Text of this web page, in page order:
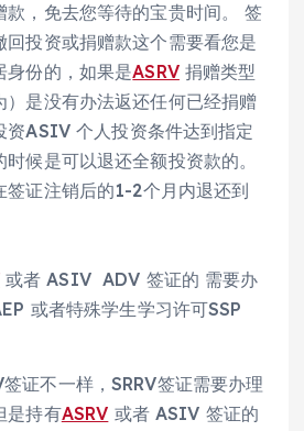
款，免去您等待的宝贵时间。 签
回投资或捐赠款这个需要看您是
身份的，如果是ASRV捐赠类型
）是没有办法返还任何已经捐赠
资ASIV 个人投资条件达到指定
候是可以退还全额投资款的。
签证注销后的1-2个月内退还到
或者 ASIV ADV 签证的 需要办
或者特殊学生学习许可SSP
不一样，SRRV签证需要办理
是持有ASRV 或者 ASIV 签证的